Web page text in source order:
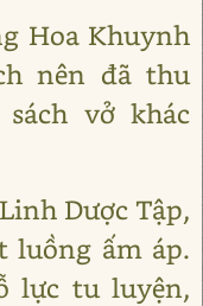
Hoa Khuynh
nên đã thu
vở khác
Dược Tập,
luồng ấm áp.
lực tu luyện,